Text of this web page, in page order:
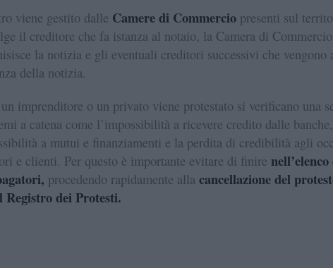
viene gestito dalle Camere di Commercio presenti sul
il creditore che fa istanza al notaio, la Camera di Commercio
la notizia e gli eventuali creditori successivi che vengono
della notizia.
imprenditore o un privato viene protestato si verificano una
a catena come l’impossibilità a ricevere credito dalle banche,
a mutui e finanziamenti e la perdita di credibilità agli
e clienti. Per questo è importante evitare di finire
procedendo rapidamente alla cancellazione del
Registro dei Protesti.